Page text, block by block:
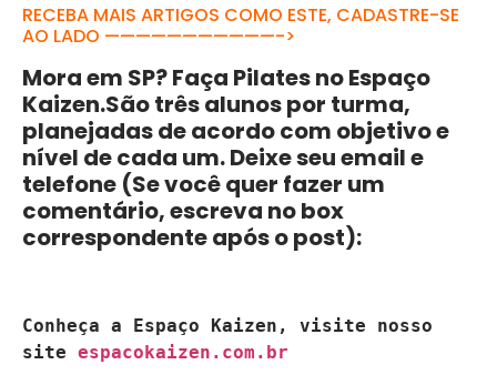
RECEBA MAIS ARTIGOS COMO ESTE, CADASTRE-SE
AO LADO ———————————->
Mora em SP? Faça Pilates no Espaço
Kaizen.São três alunos por turma,
planejadas de acordo com objetivo e
nível de cada um. Deixe seu email e
telefone (Se você quer fazer um
comentário, escreva no box
correspondente após o post):
Conheça a Espaço Kaizen, visite nosso
site espacokaizen.com.br